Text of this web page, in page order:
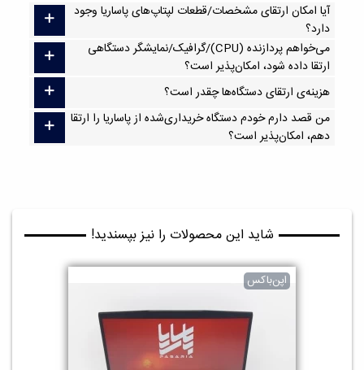
آیا امکان ارتقا‌ی مشخصات/قطعات لپتاپ‌های پاساریا وجود
دارد؟
می‌خواهم پردازنده (CPU)/گرافیک/نمایشگر دستگاهی
ارتقا داده شود، امکان‌پذیر است؟
هزینه‌ی ارتقای دستگاه‌ها چقدر است؟
من قصد دارم خودم دستگاه خریداری‌شده از پاساریا را ارتقا
دهم، امکان‌پذیر است؟
شاید این محصولات را نیز بپسندید!
اپن‌باکس